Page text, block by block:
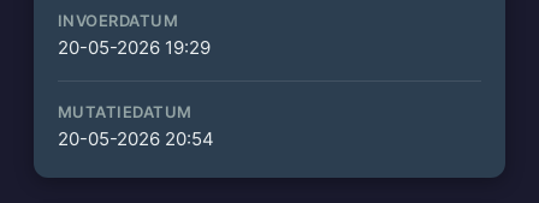
INVOERDATUM
20-05-2026 19:29
MUTATIEDATUM
20-05-2026 20:54